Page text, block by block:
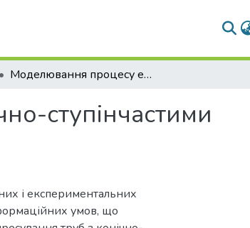
Моделювання процесу екструзії труб конічно-ступінчастими голками
ступінчастими
і експериментальних
умов, що